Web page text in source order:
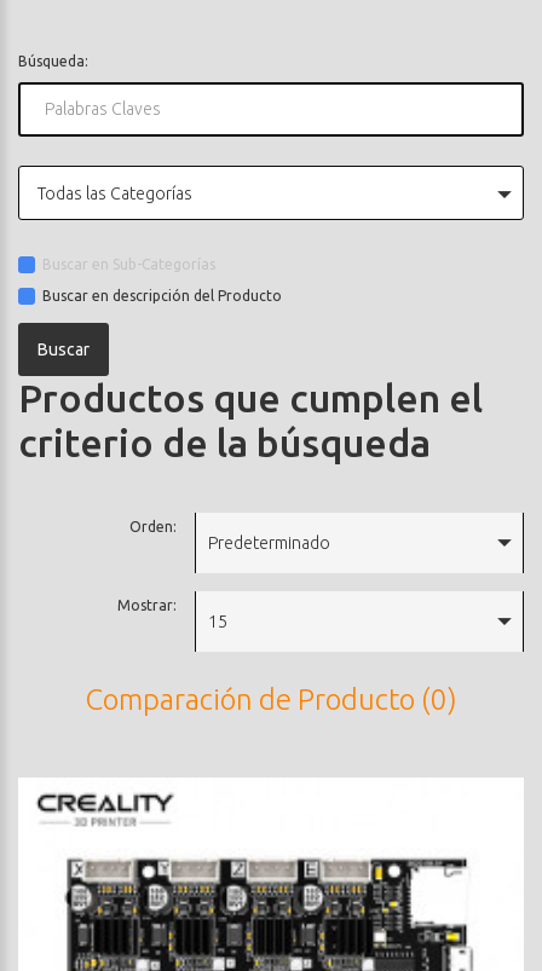
Búsqueda:
Todas las Categorías
Buscar en Sub-Categorías
Buscar en descripción del Producto
Productos que cumplen el
criterio de la búsqueda
Orden:
Predeterminado
Mostrar:
15
Comparación de Producto (0)